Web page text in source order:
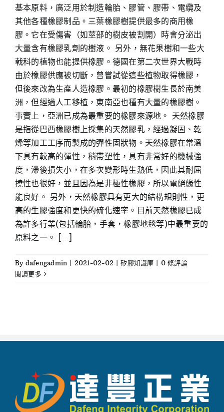
基本原料，廣泛用於制造輪胎、膠管、膠帶、電纜及
其他各種橡膠制品。三葉橡膠樹提供最多的商用橡
膠。它在受傷害（如莖部的樹皮被割開）時會分泌出
大量含有橡膠乳劑的樹液。 另外，無花果樹和一些大
戟科的植物也能提供橡膠。德國在第二次世界大戰時
由於橡膠供應被切斷，曾嘗試從這些植物取得橡膠，
但後來改為生產人造橡膠。最初的橡膠樹生長於南美
洲，但經過人工移植，東南亞也種有大量的橡膠樹。
事實上，亞洲已成為最重要的橡膠來源地。 天然橡膠
是指從巴西橡膠樹上採集的天然膠乳，經過凝固、乾
燥等加工工序而製成的彈性固狀物。天然橡膠在常溫
下具有較高的彈性，稍帶塑性，具有非常好的機械強
度，滯後損失小，在多次變形時生熱低，因此其耐屈
撓性也很好，並且因為是非極性橡膠，所以電絕緣性
能良好。 另外，天然橡膠具有更大的結構規則性，更
高的生膠強度和更快的硫化速率。目前天然橡膠已成
為許多行業(包括輪胎，手套，橡膠地毯等)中最重要的
原料之一。 [...]
By dafengadmin 2021-02-02 矽膠知識庫
0 條評論
閱讀更多